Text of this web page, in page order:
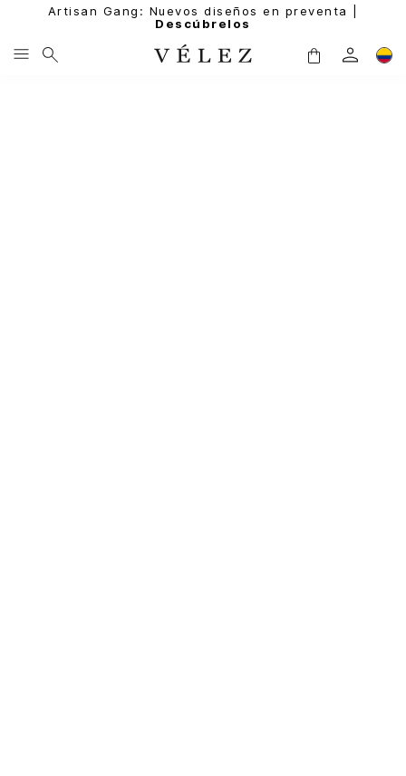
Artisan Gang: Nuevos diseños en preventa |
Descúbrelos